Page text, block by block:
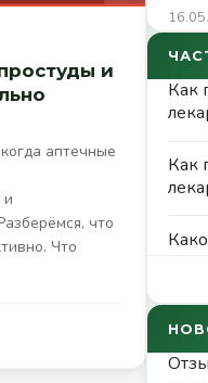
и
аптечные
и
что
Что
Как
Как